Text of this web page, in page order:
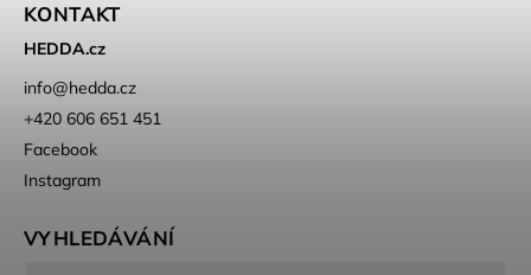
KONTAKT
HEDDA.cz
info@hedda.cz
+420 606 651 451
Facebook
Instagram
VYHLEDÁVÁNÍ